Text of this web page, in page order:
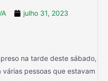
julho 31, 2023
na tarde deste sábado,
pessoas que estavam